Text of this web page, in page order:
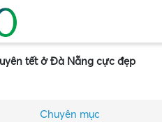
tết ở Đà Nẵng cực đẹp
Chuyên mục